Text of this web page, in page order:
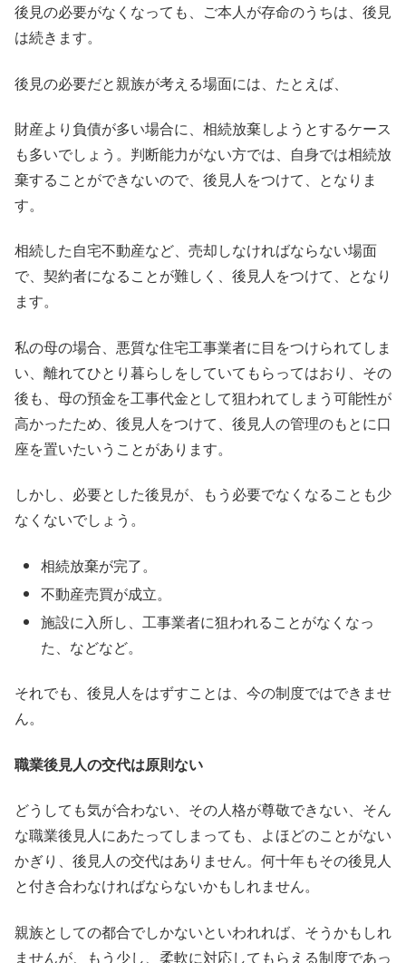
後見の必要がなくなっても、ご本人が存命のうちは、後見
は続きます。
後見の必要だと親族が考える場面には、たとえば、
財産より負債が多い場合に、相続放棄しようとするケース
も多いでしょう。判断能力がない方では、自身では相続放
棄することができないので、後見人をつけて、となりま
す。
相続した自宅不動産など、売却しなければならない場面
で、契約者になることが難しく、後見人をつけて、となり
ます。
私の母の場合、悪質な住宅工事業者に目をつけられてしま
い、離れてひとり暮らしをしていてもらってはおり、その
後も、母の預金を工事代金として狙われてしまう可能性が
高かったため、後見人をつけて、後見人の管理のもとに口
座を置いたいうことがあります。
しかし、必要とした後見が、もう必要でなくなることも少
なくないでしょう。
相続放棄が完了。
不動産売買が成立。
施設に入所し、工事業者に狙われることがなくなっ
た、などなど。
それでも、後見人をはずすことは、今の制度ではできませ
ん。
職業後見人の交代は原則ない
どうしても気が合わない、その人格が尊敬できない、そん
な職業後見人にあたってしまっても、よほどのことがない
かぎり、後見人の交代はありません。何十年もその後見人
と付き合わなければならないかもしれません。
親族としての都合でしかないといわれれば、そうかもしれ
ませんが、もう少し、柔軟に対応してもらえる制度であっ